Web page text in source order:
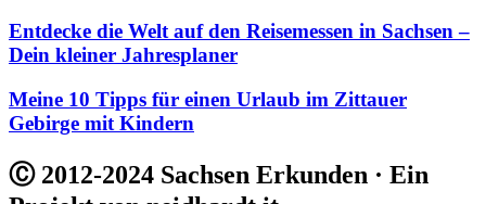
Entdecke die Welt auf den Reisemessen in Sachsen –
Dein kleiner Jahresplaner
Meine 10 Tipps für einen Urlaub im Zittauer
Gebirge mit Kindern
Ⓒ 2012-2024 Sachsen Erkunden · Ein